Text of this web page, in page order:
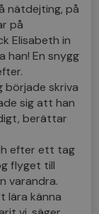
nätdejting, på
på
Elisabeth in
han! En snygg
började skriva
sig att han
berättar
efter ett tag
flyget till
varandra.
lära känna